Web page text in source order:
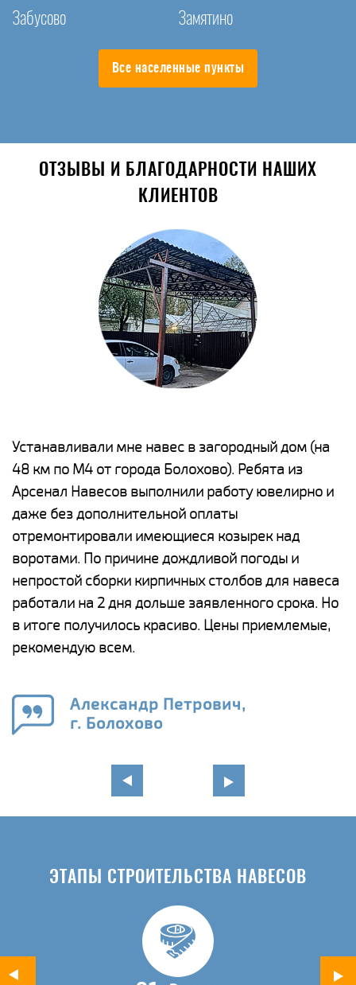
Забусово
Замятино
Все населенные пункты
ОТЗЫВЫ И БЛАГОДАРНОСТИ НАШИХ
КЛИЕНТОВ
Устанавливали мне навес в загородный дом (на
48 км по М4 от города Болохово). Ребята из
Арсенал Навесов выполнили работу ювелирно и
даже без дополнительной оплаты
отремонтировали имеющиеся козырек над
воротами. По причине дождливой погоды и
непростой сборки кирпичных столбов для навеса
работали на 2 дня дольше заявленного срока. Но
в итоге получилось красиво. Цены приемлемые,
рекомендую всем.
Александр Петрович,
г. Болохово
ЭТАПЫ СТРОИТЕЛЬСТВА НАВЕСОВ